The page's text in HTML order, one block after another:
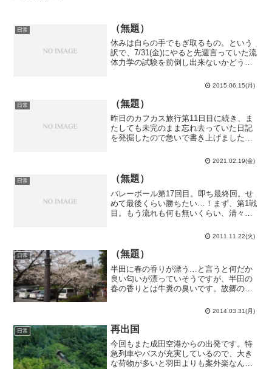
日常 （無題）
休みは自らの手でもぎ取るもの。という
訳で、7/31(金)にやると先週言っていた流
体力学の試験を前倒し出来ないかどうか
へ直談判しに行きました。教務課の回答
はというと、電磁気学Ⅱの先生と流体力
学の先生の間で試...
2015.06.15(月)
日常 （無題）
昨日のカフカス旅行第11日目に続き、ま
たしても未完のまま忘れ去っていた日記
を発掘したので急いで書き上げました。3
どうぞ。文章自体は書き終わっていて写
真だけ忘れていたカフカス旅行第11日目
とは違い、こ...
2021.02.19(金)
日常 （無題）
バレーボール第17回目。即ち最終回。せ
めて最後くらい勝ちたい…！まず、第1戦
目。もう流れも何も無いくらい、清々し
れたな…第2戦目。開始直後は僅かにリー
ドしたものの、その後は一方的な展開。
7-17とこれ...
2011.11.22(火)
日常 （無題）
半田に春の香りが漂う…と言うと何だか
良い匂いが漂っていそうですが、半田の
春の香りとは牛糞の臭いです。故郷の香
手続きとかで忙しくてまともに桜を見ら
れなかったっけ…良し！半田でお花見に
出掛けよう！という訳で、...
2014.03.31(月)
日常 再出国
今回もまた成田空港からの出発です。特
急列車やバスが充実しているので、大き
な荷物が多いと羽田よりも案外楽なんで